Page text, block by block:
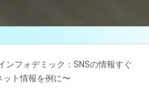
ンフォデミック：SNSの情報すぐ
ト情報を例に〜